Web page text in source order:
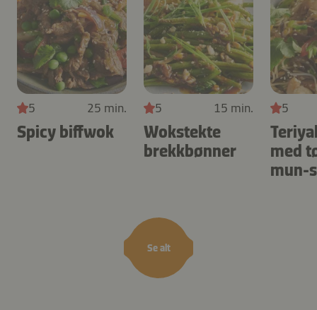
Se alt
5 25 min.
Spicy biffwok
5 15 min.
Wokstekte
brekkbønner
5
med
mun-